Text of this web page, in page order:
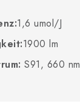
1,6 umol/J
1900 lm
S91, 660 nm